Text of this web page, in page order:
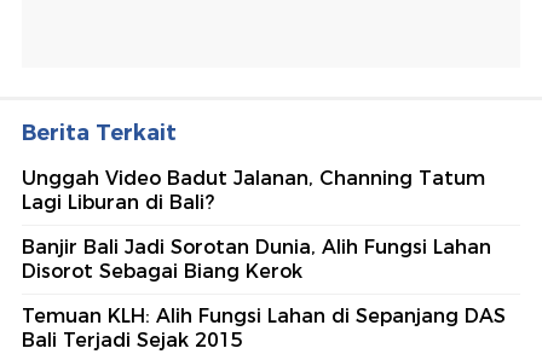
Berita Terkait
Unggah Video Badut Jalanan, Channing Tatum
Lagi Liburan di Bali?
Banjir Bali Jadi Sorotan Dunia, Alih Fungsi Lahan
Disorot Sebagai Biang Kerok
Temuan KLH: Alih Fungsi Lahan di Sepanjang DAS
Bali Terjadi Sejak 2015